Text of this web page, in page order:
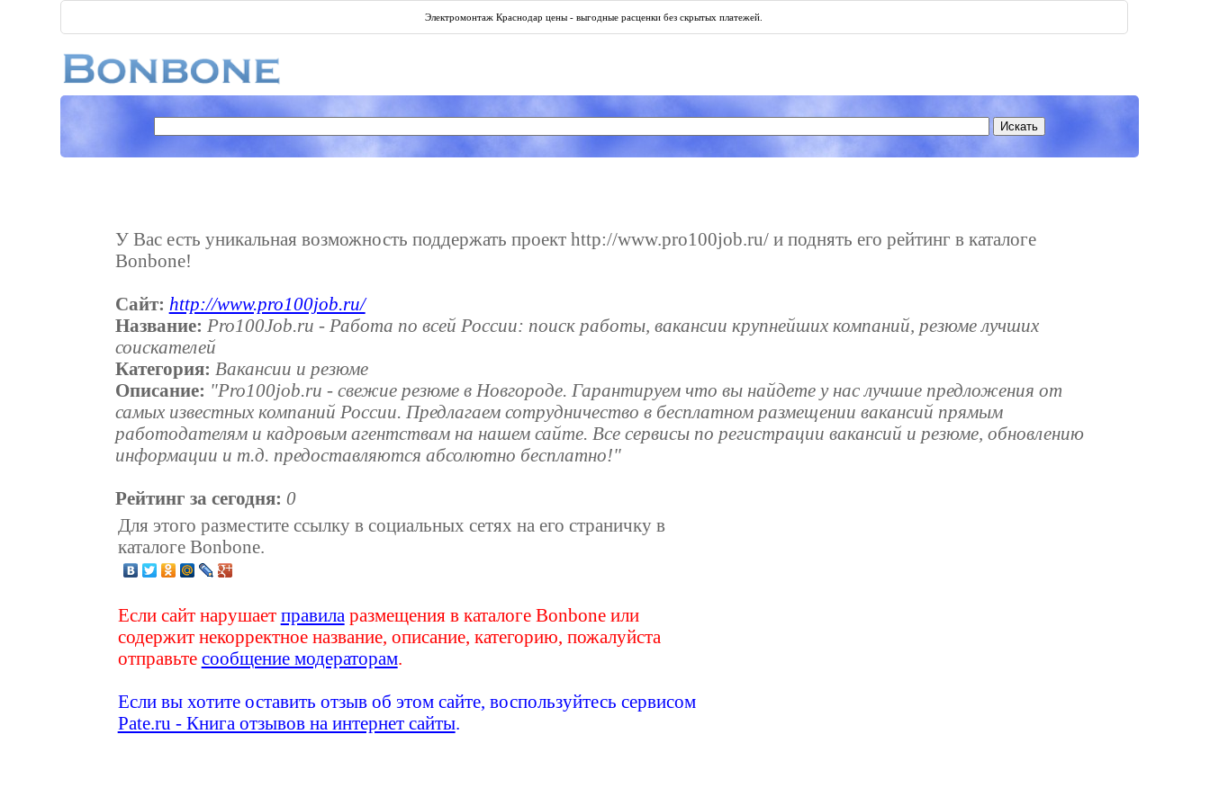
Электромонтаж Краснодар цены - выгодные расценки без скрытых платежей.
У Вас есть уникальная возможность поддержать проект http://www.pro100job.ru/ и поднять его рейтинг в каталоге
Bonbone!
Сайт: http://www.pro100job.ru/
Название: Pro100Job.ru - Работа по всей России: поиск работы, вакансии крупнейших компаний, резюме лучших
соискателей
Категория: Вакансии и резюме
Описание: "Pro100job.ru - свежие резюме в Новгороде. Гарантируем что вы найдете у нас лучшие предложения от
самых известных компаний России. Предлагаем сотрудничество в бесплатном размещении вакансий прямым
работодателям и кадровым агентствам на нашем сайте. Все сервисы по регистрации вакансий и резюме, обновлению
информации и т.д. предоставляются абсолютно бесплатно!"
Рейтинг за сегодня: 0
Для этого разместите ссылку в социальных сетях на его страничку в
каталоге Bonbone.
Если сайт нарушает правила размещения в каталоге Bonbone или
содержит некорректное название, описание, категорию, пожалуйста
отправьте сообщение модераторам.
Если вы хотите оставить отзыв об этом сайте, воспользуйтесь сервисом
Pate.ru - Книга отзывов на интернет сайты.